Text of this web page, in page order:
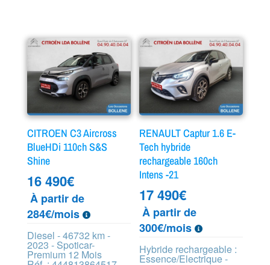
CITROEN C3 Aircross
BlueHDi 110ch S&S
Shine
16 490€
À partir de
284€/mois
Diesel - 46732 km -
2023 - Spoticar-
Premium 12 Mois
RENAULT Captur 1.6 E-
Tech hybride
rechargeable 160ch
Intens -21
17 490€
À partir de
300€/mois
Hybride rechargeable :
Essence/Electrique -